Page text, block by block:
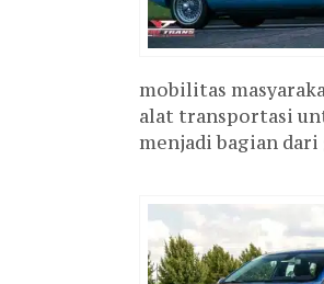
mobilitas
alat transportasi
menjadi bagian